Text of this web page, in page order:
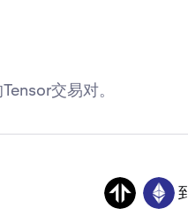
交易对。
TNSR ETH